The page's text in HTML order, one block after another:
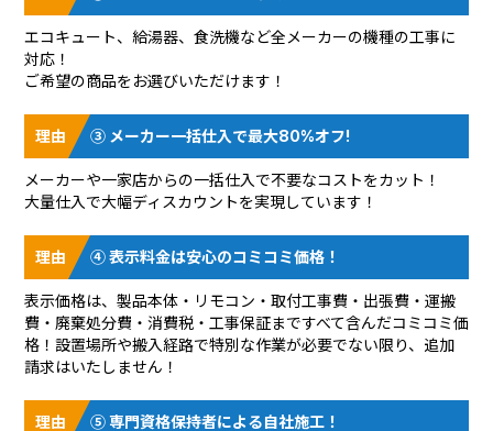
エコキュート、給湯器、食洗機など全メーカーの機種の工事に
対応！
ご希望の商品をお選びいただけます！
③ メーカー一括仕入で最大80%オフ!
メーカーや一家店からの一括仕入で不要なコストをカット！
大量仕入で大幅ディスカウントを実現しています！
④ 表示料金は安心のコミコミ価格！
表示価格は、製品本体・リモコン・取付工事費・出張費・運搬
費・廃棄処分費・消費税・工事保証まですべて含んだコミコミ価
格！設置場所や搬入経路で特別な作業が必要でない限り、追加
請求はいたしません！
⑤ 専門資格保持者による自社施工！